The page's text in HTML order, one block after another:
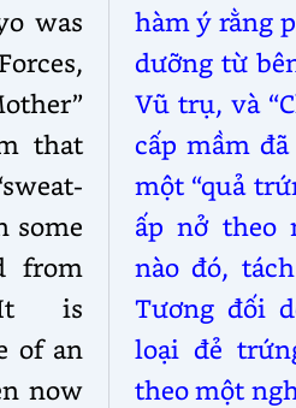
was
that
some
from
It is
of an
now
hàm ý rằng
dưỡng từ
Vũ trụ, và
cấp mầm
một “quả
ấp nở theo
nào đó,
Tương đối
loại đẻ
theo một